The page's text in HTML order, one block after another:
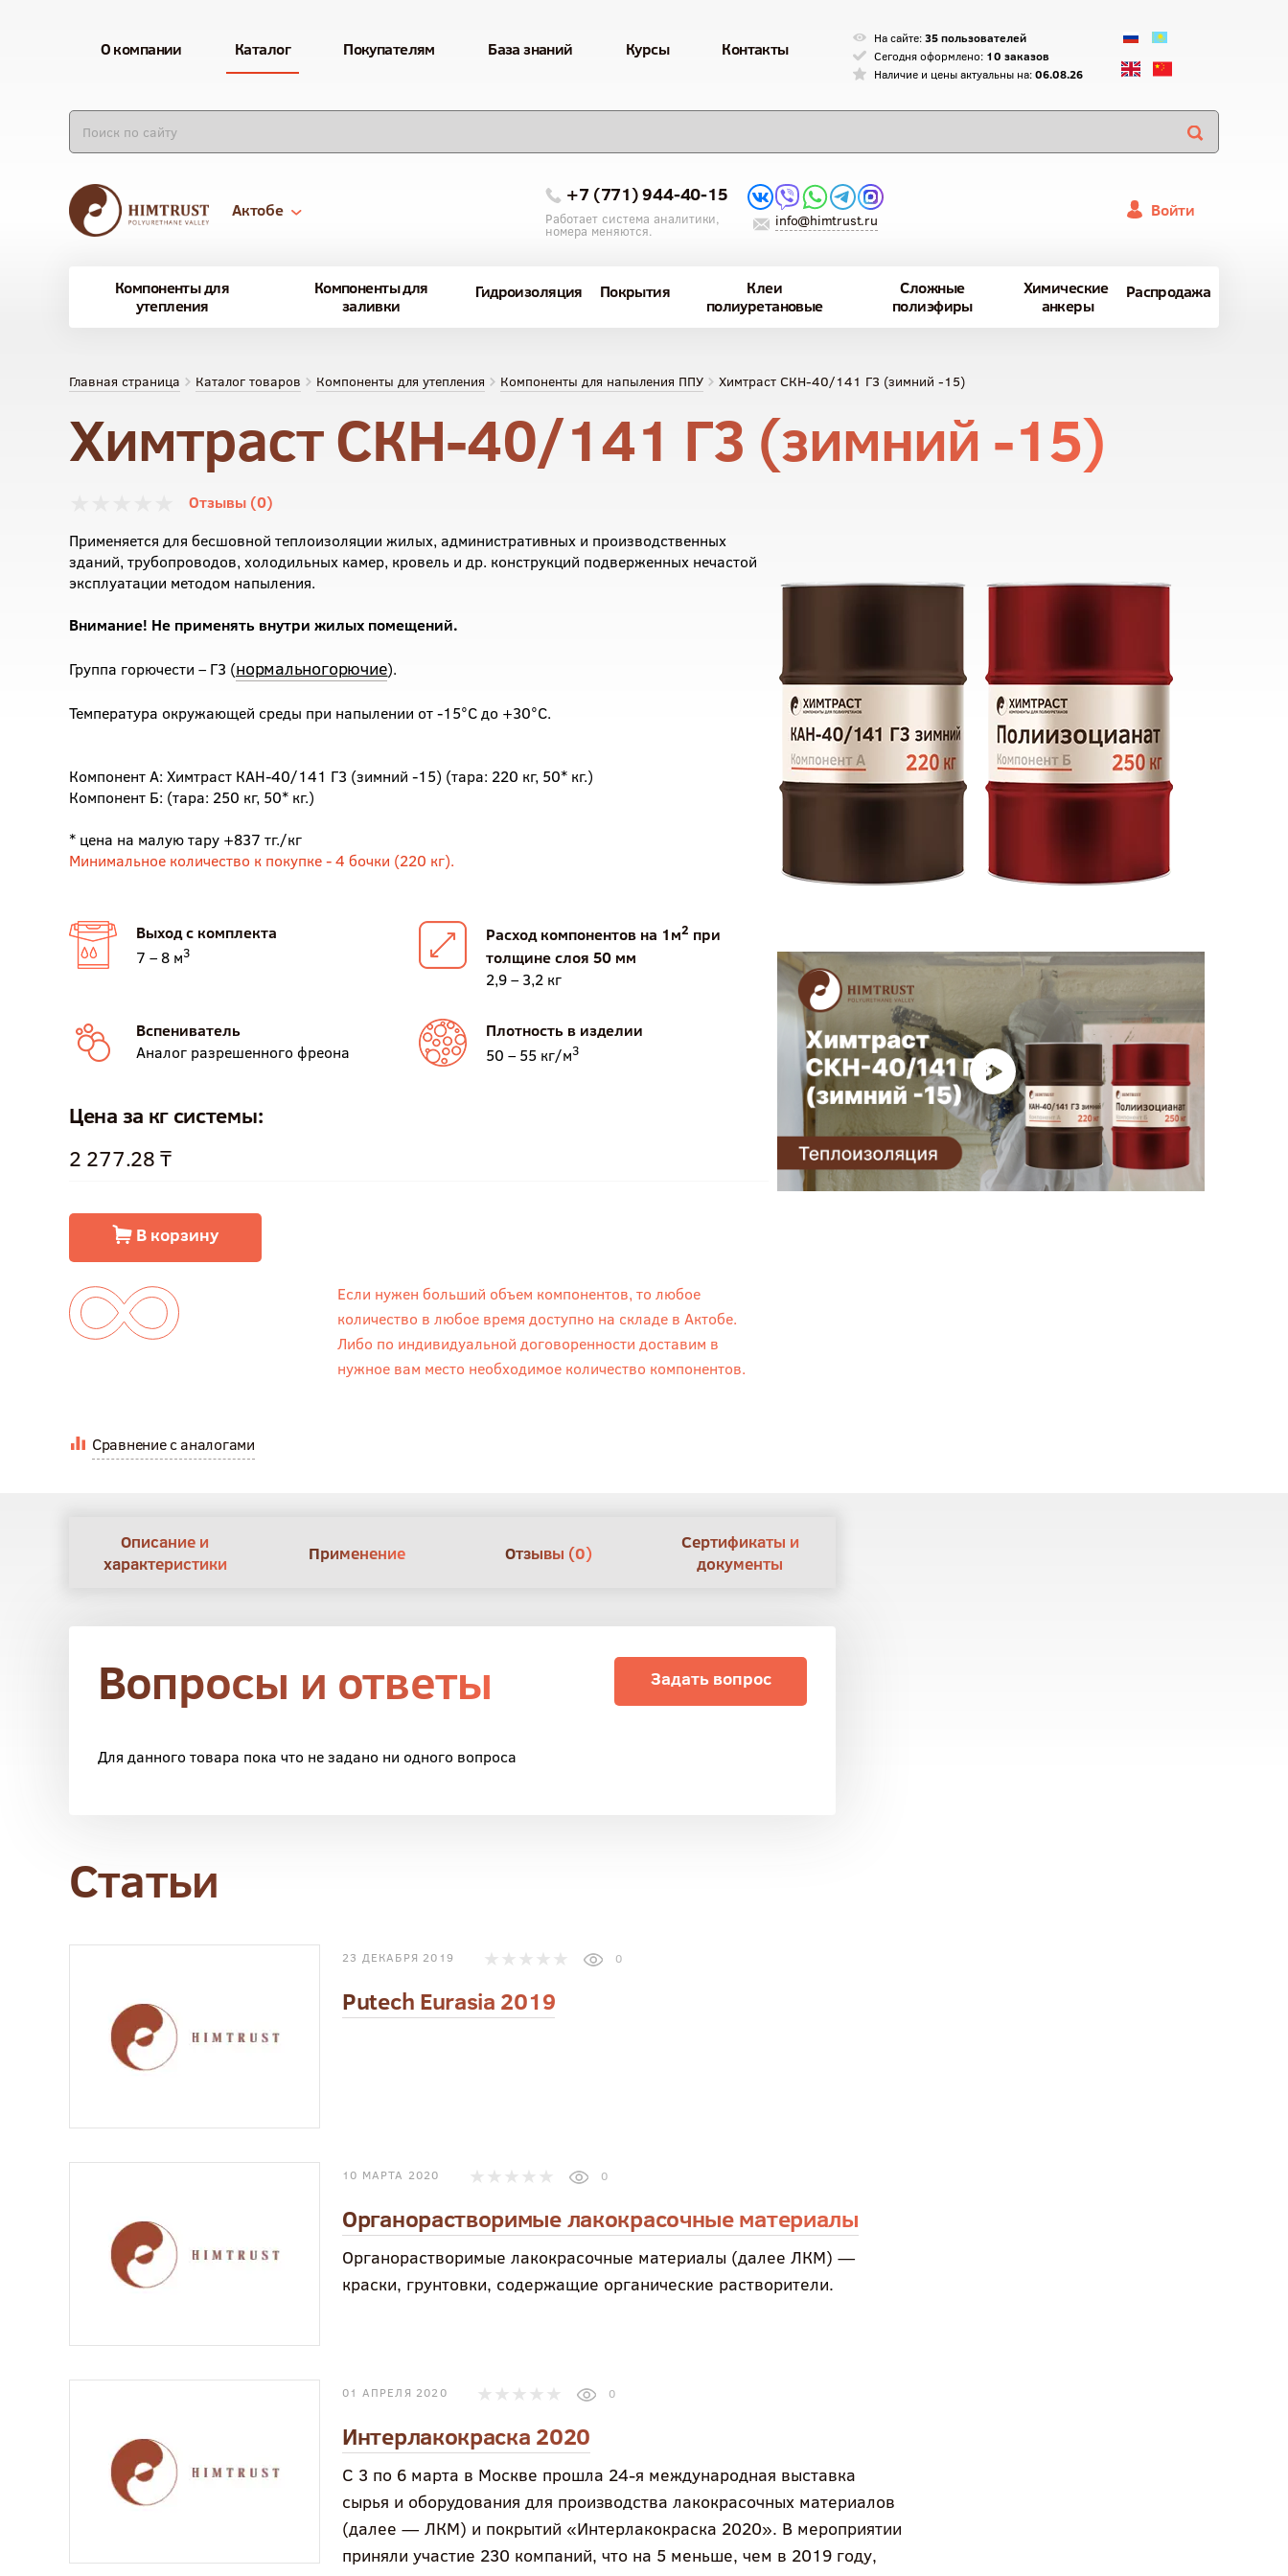
О компании Каталог Покупателям База знаний Курсы Контакты
На сайте:35 пользователей
Сегодня оформлено: 10 заказов
Наличие и цены актуальны на:06.08.26
Актобе
+7 (771) 944-40-15
Работает система аналитики,
номера меняются.
info@himtrust.ru Войти
Компоненты для
утепления
Компоненты для
заливки
Гидроизоляция Покрытия
Клеи
полиуретановые
Сложные
полиэфиры
Химические
анкеры
Распродажа
Главная страница Каталог товаров Компоненты для утепления Компоненты для напыления ППУ Химтраст СКН-40/141 Г3 (зимний -15)
Химтраст СКН-40/141 Г3 (зимний -15)
Отзывы (0)
Применяется для бесшовной теплоизоляции жилых, административных и производственных
зданий, трубопроводов, холодильных камер, кровель и др. конструкций подверженных нечастой
эксплуатации методом напыления.
Внимание! Не применять внутри жилых помещений.
Группа горючести – Г3 (нормальногорючие).
Температура окружающей среды при напылении от -15°С до +30°С.
Компонент A: Химтраст КАН-40/141 Г3 (зимний -15) (тара: 220 кг, 50* кг.)
Компонент Б: (тара: 250 кг, 50* кг.)
* цена на малую тару +837 тг./кг
Минимальное количество к покупке - 4 бочки (220 кг).
Выход с комплекта
7 – 8 м3
Расход компонентов на 1м2 при
толщине слоя 50 мм
2,9 – 3,2 кг
Вспениватель
Аналог разрешенного фреона
Плотность в изделии
50 – 55 кг/м3
Цена за кг системы:
2 277.28 ₸
В корзину
Если нужен больший объем компонентов, то любое
количество в любое время доступно на складе в Актобе.
Либо по индивидуальной договоренности доставим в
нужное вам место необходимое количество компонентов.
Сравнение с аналогами
Описание и
характеристики
Применение Отзывы (0)
Сертификаты и
документы
Вопросы и ответы Задать вопрос
Для данного товара пока что не задано ни одного вопроса
Статьи
23 ДЕКАБРЯ 2019 0
Putech Eurasia 2019
10 МАРТА 2020 0
Органорастворимые лакокрасочные материалы
Органорастворимые лакокрасочные материалы (далее ЛКМ) —
краски, грунтовки, содержащие органические растворители.
01 АПРЕЛЯ 2020 0
Интерлакокраска 2020
С 3 по 6 марта в Москве прошла 24-я международная выставка
сырья и оборудования для производства лакокрасочных материалов
(далее — ЛКМ) и покрытий «Интерлакокраска 2020». В мероприятии
приняли участие 230 компаний, что на 5 меньше, чем в 2019 году,